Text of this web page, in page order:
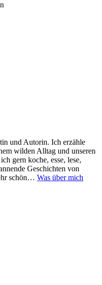
und Autorin. Ich erzähle
wilden Alltag und unseren
gern koche, esse, lese,
Geschichten von
schön… Was über mich